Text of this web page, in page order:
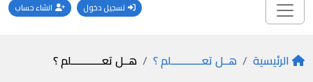
تسجيل دخول انشاء حساب
الرئيسية هــل تعـــــــــــلم ؟ هــل تعـــــــــــلم ؟